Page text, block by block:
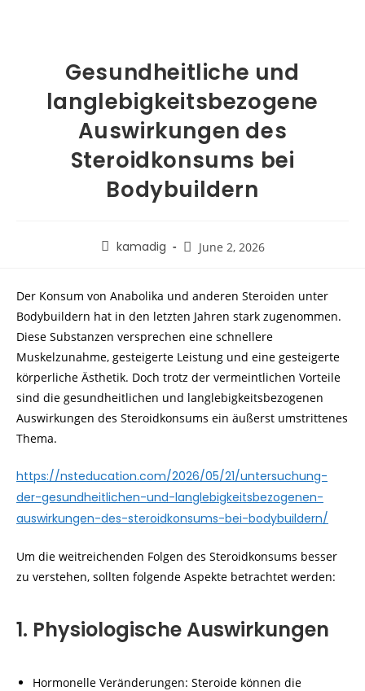
Gesundheitliche und
langlebigkeitsbezogene
Auswirkungen des
Steroidkonsums bei
Bodybuildern
kamadig June 2, 2026
Der Konsum von Anabolika und anderen Steroiden unter
Bodybuildern hat in den letzten Jahren stark zugenommen.
Diese Substanzen versprechen eine schnellere
Muskelzunahme, gesteigerte Leistung und eine gesteigerte
körperliche Ästhetik. Doch trotz der vermeintlichen Vorteile
sind die gesundheitlichen und langlebigkeitsbezogenen
Auswirkungen des Steroidkonsums ein äußerst umstrittenes
Thema.
https://nsteducation.com/2026/05/21/untersuchung-
der-gesundheitlichen-und-langlebigkeitsbezogenen-
auswirkungen-des-steroidkonsums-bei-bodybuildern/
Um die weitreichenden Folgen des Steroidkonsums besser
zu verstehen, sollten folgende Aspekte betrachtet werden:
1. Physiologische Auswirkungen
Hormonelle Veränderungen: Steroide können die